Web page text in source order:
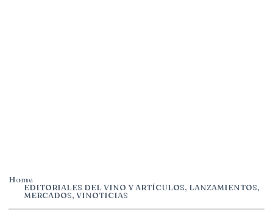
Home
EDITORIALES DEL VINO Y ARTÍCULOS, LANZAMIENTOS,
MERCADOS, VINOTICIAS